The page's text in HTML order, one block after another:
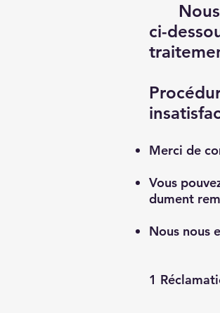
ci-
Merci de
Vous
dument
Nous nous
1